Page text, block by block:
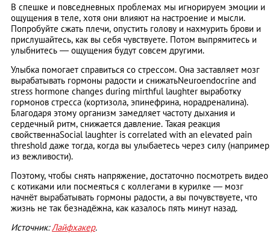
В спешке и повседневных проблемах мы игнорируем эмоции и
ощущения в теле, хотя они влияют на настроение и мысли.
Попробуйте сжать плечи, опустить голову и нахмурить брови и
прислушайтесь, как вы себя чувствуете. Потом выпрямитесь и
улыбнитесь — ощущения будут совсем другими.
Улыбка помогает справиться со стрессом. Она заставляет мозг
вырабатывать гормоны радости и снижатьNeuroendocrine and
stress hormone changes during mirthful laughter выработку
гормонов стресса (кортизола, эпинефрина, норадреналина).
Благодаря этому организм замедляет частоту дыхания и
сердечный ритм, снижается давление. Такая реакция
свойственнаSocial laughter is correlated with an elevated pain
threshold даже тогда, когда вы улыбаетесь через силу
из вежливости).
Поэтому, чтобы снять напряжение, достаточно посмотреть видео
с котиками или посмеяться с коллегами в курилке — мозг
начнёт вырабатывать гормоны радости, а вы почувствуете, что
жизнь не так безнадёжна, как казалось пять минут назад.
Источник:Лайфхакер.